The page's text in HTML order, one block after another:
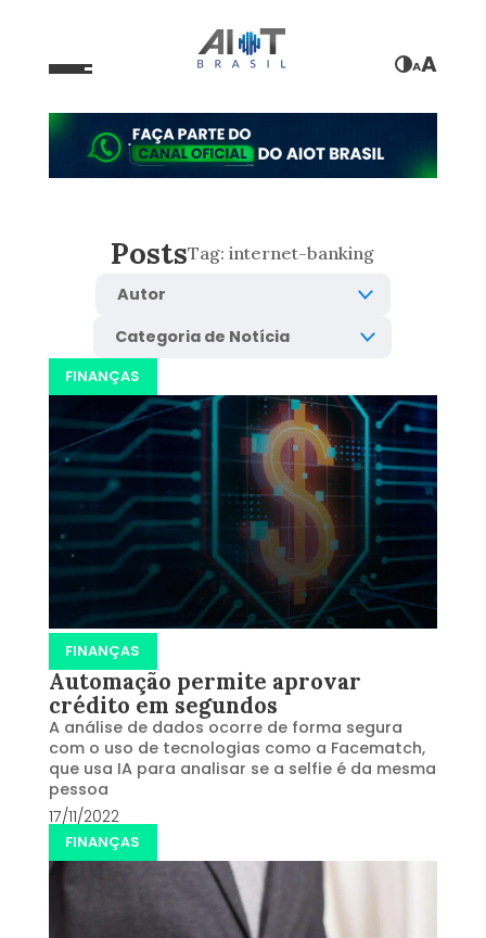
AA
PostsTag:internet-banking
FINANÇAS
FINANÇAS
Automação permite aprovar
crédito em segundos
A análise de dados ocorre de forma segura
com o uso de tecnologias como a Facematch,
que usa IA para analisar se a selfie é da mesma
pessoa
17/11/2022
FINANÇAS